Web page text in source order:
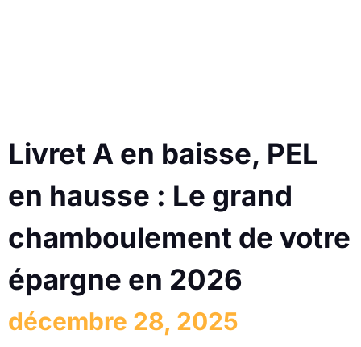
Livret A en baisse, PEL
en hausse : Le grand
chamboulement de votre
épargne en 2026
décembre 28, 2025